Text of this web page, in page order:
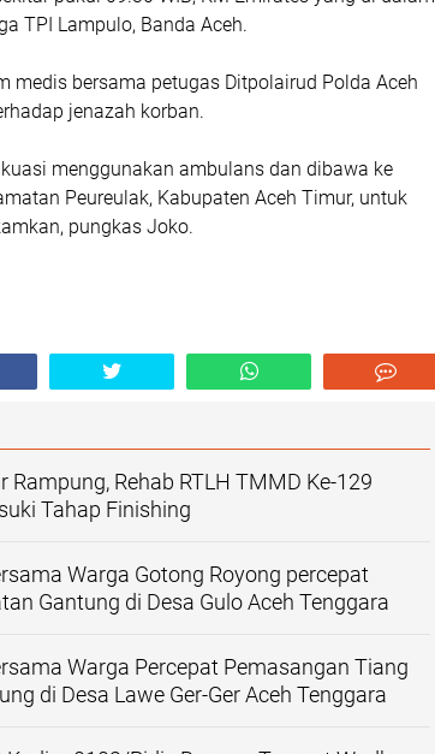
TPI Lampulo, Banda Aceh.
medis bersama petugas Ditpolairud Polda Aceh
jenazah korban.
menggunakan ambulans dan dibawa ke
Peureulak, Kabupaten Aceh Timur, untuk
pungkas Joko.
Rehab RTLH TMMD Ke-129
Tahap Finishing
Warga Gotong Royong percepat
Gantung di Desa Gulo Aceh Tenggara
Warga Percepat Pemasangan Tiang
di Desa Lawe Ger-Ger Aceh Tenggara